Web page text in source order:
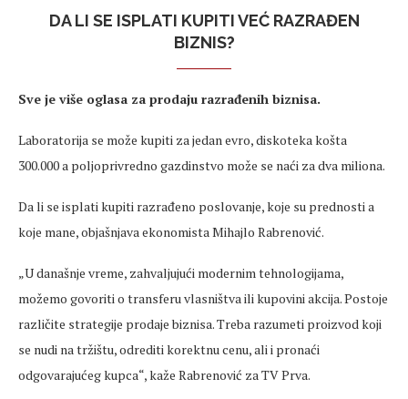
DA LI SE ISPLATI KUPITI VEĆ RAZRAĐEN
BIZNIS?
Sve je više oglasa za prodaju razrađenih biznisa.
Laboratorija se može kupiti za jedan evro, diskoteka košta
300.000 a poljoprivredno gazdinstvo može se naći za dva miliona.
Da li se isplati kupiti razrađeno poslovanje, koje su prednosti a
koje mane, objašnjava ekonomista Mihajlo Rabrenović.
„U današnje vreme, zahvaljujući modernim tehnologijama,
možemo govoriti o transferu vlasništva ili kupovini akcija. Postoje
različite strategije prodaje biznisa. Treba razumeti proizvod koji
se nudi na tržištu, odrediti korektnu cenu, ali i pronaći
odgovarajućeg kupca“, kaže Rabrenović za TV Prva.